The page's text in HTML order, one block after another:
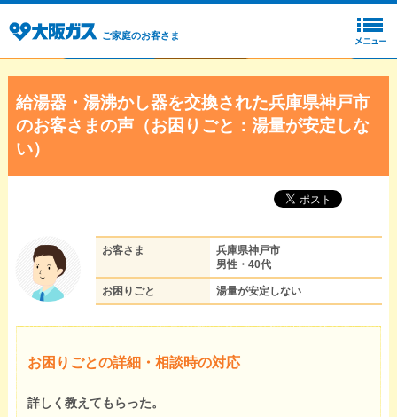
ご家庭のお客さま
給湯器・湯沸かし器を交換された兵庫県神戸市
のお客さまの声（お困りごと：湯量が安定しな
い）
お客さま
兵庫県神戸市
男性・40代
お困りごと 湯量が安定しない
お困りごとの詳細・相談時の対応
詳しく教えてもらった。